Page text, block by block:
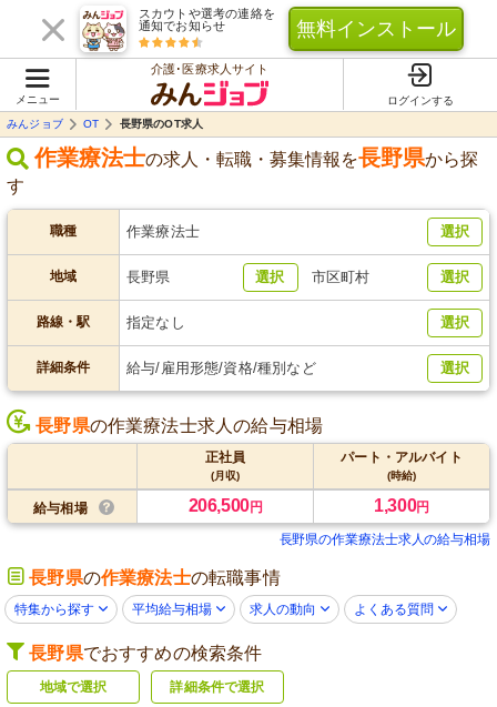
スカウトや選考の連絡を
通知でお知らせ
無料インストール
メニュー
介護･医療求人サイト
ログインする
みんジョブ
OT 長野県のOT求人
作業療法士の求人・転職・募集情報を長野県から探
す
職種 作業療法士 選択
地域 長野県 選択 市区町村 選択
路線・駅 指定なし 選択
詳細条件 給与/雇用形態/資格/種別など 選択
長野県の作業療法士求人の給与相場
正社員
(月収)
パート・アルバイト
(時給)
給与相場 206,500円 1,300円
長野県の作業療法士求人の給与相場
長野県の作業療法士の転職事情
特集から探す 平均給与相場 求人の動向 よくある質問
長野県でおすすめの検索条件
地域で選択 詳細条件で選択